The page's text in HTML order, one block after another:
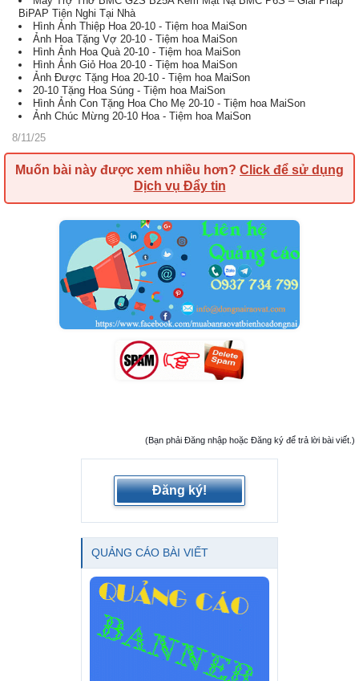
BiPAP Tiện Nghi Tại Nhà
Hình Ảnh Thiệp Hoa 20-10 - Tiệm hoa MaiSon
Ảnh Hoa Tặng Vợ 20-10 - Tiệm hoa MaiSon
Hình Ảnh Hoa Quà 20-10 - Tiệm hoa MaiSon
Hình Ảnh Giỏ Hoa 20-10 - Tiệm hoa MaiSon
Ảnh Được Tặng Hoa 20-10 - Tiệm hoa MaiSon
20-10 Tặng Hoa Súng - Tiệm hoa MaiSon
Hình Ảnh Con Tặng Hoa Cho Mẹ 20-10 - Tiệm hoa MaiSon
Ảnh Chúc Mừng 20-10 Hoa - Tiệm hoa MaiSon
8/11/25
Muốn bài này được xem nhiều hơn? Click để sử dụng
Dịch vụ Đẩy tin
(Bạn phải Đăng nhập hoặc Đăng ký để trả lời bài viết.)
Đăng ký!
QUẢNG CÁO BÀI VIẾT